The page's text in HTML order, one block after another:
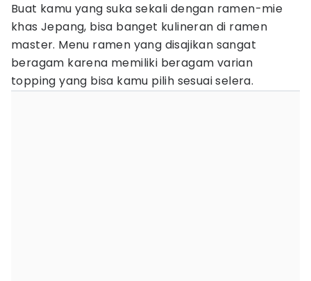
Buat kamu yang suka sekali dengan ramen-mie
khas Jepang, bisa banget kulineran di ramen
master. Menu ramen yang disajikan sangat
beragam karena memiliki beragam varian
topping yang bisa kamu pilih sesuai selera.